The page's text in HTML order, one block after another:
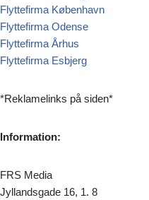
Flyttefirma København
Flyttefirma Odense
Flyttefirma Århus
Flyttefirma Esbjerg
*Reklamelinks på siden*
Information:
FRS Media
Jyllandsgade 16, 1. 8